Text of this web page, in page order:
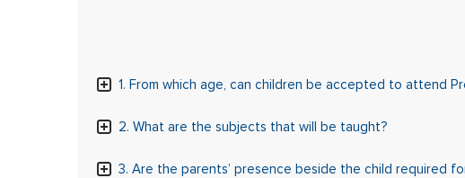
1. From which age, can children be accepted to attend
2. What are the subjects that will be taught?
3. Are the parents’ presence beside the child required